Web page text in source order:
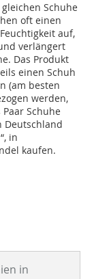
Schuhe
oft einen
auf,
verlängert
Das Produkt
einen Schuh
(am besten
werden,
Schuhe
Deutschland
in
kaufen.
in